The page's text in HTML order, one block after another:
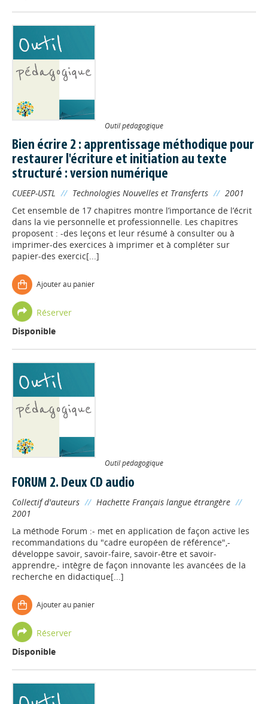
Outil pédagogique
Bien écrire 2 : apprentissage méthodique pour
restaurer l'écriture et initiation au texte
structuré : version numérique
CUEEP-USTL // Technologies Nouvelles et Transferts // 2001
Cet ensemble de 17 chapitres montre l’importance de l’écrit
dans la vie personnelle et professionnelle. Les chapitres
proposent : -des leçons et leur résumé à consulter ou à
imprimer-des exercices à imprimer et à compléter sur
papier-des exercic[...]
Ajouter au panier
Réserver
Disponible
Outil pédagogique
FORUM 2. Deux CD audio
Collectif d'auteurs // Hachette Français langue étrangère //
2001
La méthode Forum :- met en application de façon active les
recommandations du "cadre européen de référence",-
développe savoir, savoir-faire, savoir-être et savoir-
apprendre,- intègre de façon innovante les avancées de la
recherche en didactique[...]
Ajouter au panier
Réserver
Disponible